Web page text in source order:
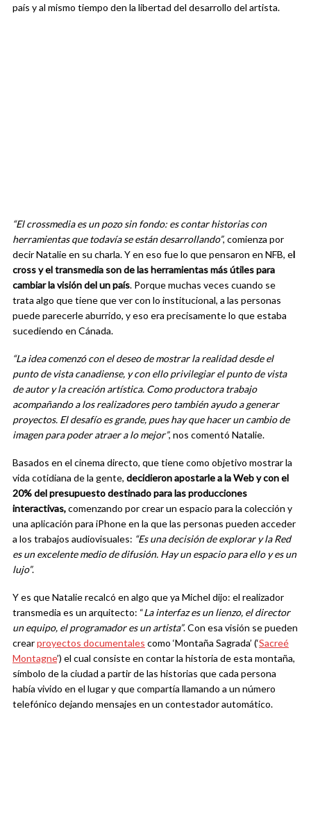
país y al mismo tiempo den la libertad del desarrollo del artista.
“El crossmedia es un pozo sin fondo: es contar historias con
herramientas que todavía se están desarrollando”, comienza por
decir Natalie en su charla. Y en eso fue lo que pensaron en NFB, el
cross y el transmedia son de las herramientas más útiles para
cambiar la visión del un país. Porque muchas veces cuando se
trata algo que tiene que ver con lo institucional, a las personas
puede parecerle aburrido, y eso era precisamente lo que estaba
sucediendo en Cánada.
“La idea comenzó con el deseo de mostrar la realidad desde el
punto de vista canadiense, y con ello privilegiar el punto de vista
de autor y la creación artística. Como productora trabajo
acompañando a los realizadores pero también ayudo a generar
proyectos. El desafío es grande, pues hay que hacer un cambio de
imagen para poder atraer a lo mejor”, nos comentó Natalie.
Basados en el cinema directo, que tiene como objetivo mostrar la
vida cotidiana de la gente, decidieron apostarle a la Web y con el
20% del presupuesto destinado para las producciones
interactivas,comenzando por crear un espacio para la colección y
una aplicación para iPhone en la que las personas pueden acceder
a los trabajos audiovisuales: “Es una decisión de explorar y la Red
es un excelente medio de difusión. Hay un espacio para ello y es un
lujo”.
Y es que Natalie recalcó en algo que ya Michel dijo: el realizador
transmedia es un arquitecto: “La interfaz es un lienzo, el director
un equipo, el programador es un artista”. Con esa visión se pueden
crearproyectos documentales como ‘Montaña Sagrada’ (‘Sacreé
Montagne’) el cual consiste en contar la historia de esta montaña,
símbolo de la ciudad a partir de las historias que cada persona
había vivido en el lugar y que compartía llamando a un número
telefónico dejando mensajes en un contestador automático.